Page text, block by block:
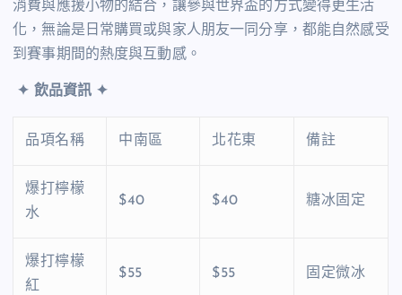
消費與應援小物的結合，讓參與世界盃的方式變得更生活
化，無論是日常購買或與家人朋友一同分享，都能自然感受
到賽事期間的熱度與互動感。
✦ 飲品資訊 ✦
品項名稱 中南區 北花東 備註
爆打檸檬
水
$40 $40 糖冰固定
爆打檸檬
紅
$55 $55 固定微冰